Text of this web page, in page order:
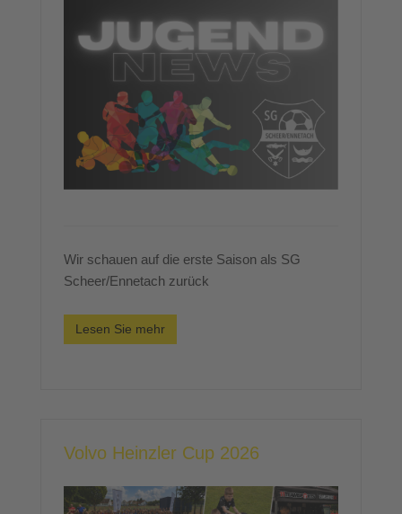
Wir schauen auf die erste Saison als SG
Scheer/Ennetach zurück
Lesen Sie mehr
Volvo Heinzler Cup 2026